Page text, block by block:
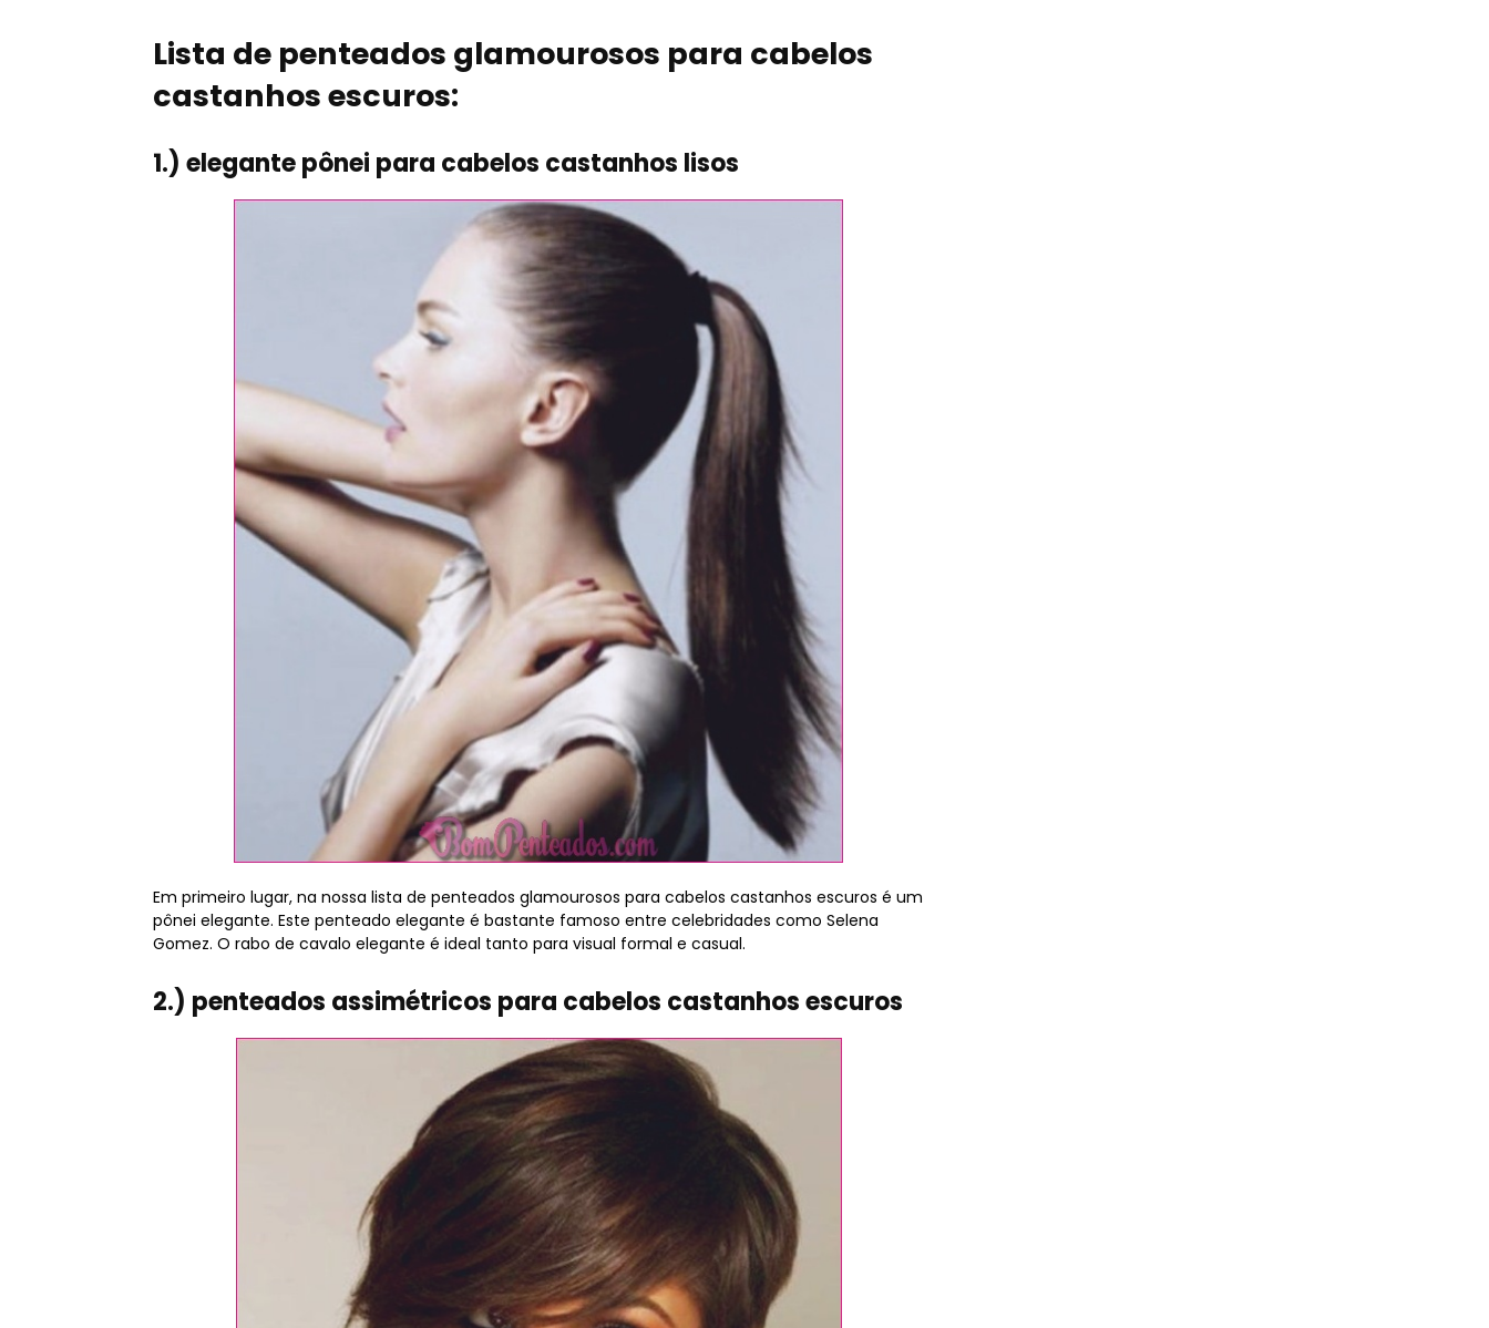
Lista de penteados glamourosos para cabelos
castanhos escuros:
1.) elegante pônei para cabelos castanhos lisos
Em primeiro lugar, na nossa lista de penteados glamourosos para cabelos castanhos escuros é um
pônei elegante. Este penteado elegante é bastante famoso entre celebridades como Selena
Gomez. O rabo de cavalo elegante é ideal tanto para visual formal e casual.
2.) penteados assimétricos para cabelos castanhos escuros